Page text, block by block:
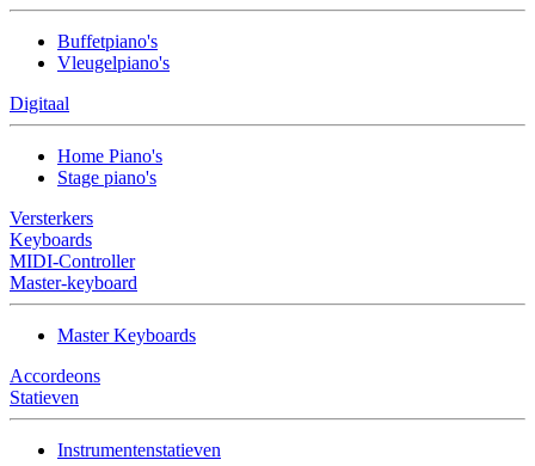
Buffetpiano's
Vleugelpiano's
Digitaal
Home Piano's
Stage piano's
Versterkers
Keyboards
MIDI-Controller
Master-keyboard
Master Keyboards
Accordeons
Statieven
Instrumentenstatieven